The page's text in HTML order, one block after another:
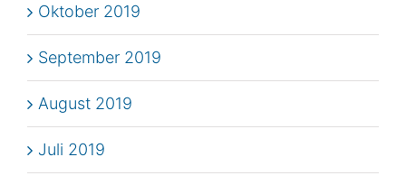
Oktober 2019
September 2019
August 2019
Juli 2019